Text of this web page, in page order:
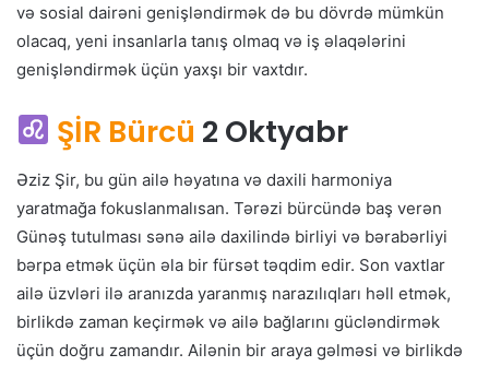
və sosial dairəni genişləndirmək də bu dövrdə mümkün
olacaq, yeni insanlarla tanış olmaq və iş əlaqələrini
genişləndirmək üçün yaxşı bir vaxtdır.
ŞİR Bürcü 2 Oktyabr
Əziz Şir, bu gün ailə həyatına və daxili harmoniya
yaratmağa fokuslanmalısan. Tərəzi bürcündə baş verən
Günəş tutulması sənə ailə daxilində birliyi və bərabərliyi
bərpa etmək üçün əla bir fürsət təqdim edir. Son vaxtlar
ailə üzvləri ilə aranızda yaranmış narazılıqları həll etmək,
birlikdə zaman keçirmək və ailə bağlarını gücləndirmək
üçün doğru zamandır. Ailənin bir araya gəlməsi və birlikdə